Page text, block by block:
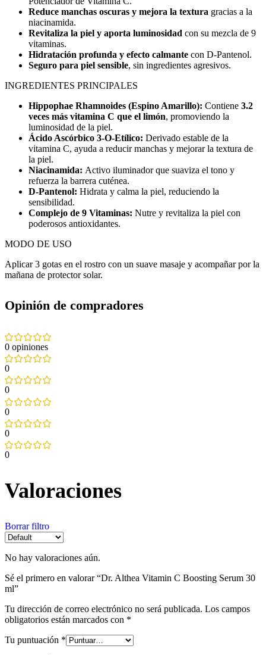
Reduce manchas oscuras y mejora la textura gracias a la
niacinamida.
Revitaliza la piel y aporta luminosidad con su mezcla de 9
vitaminas.
Hidratación profunda y efecto calmante con D-Pantenol.
Seguro para piel sensible, sin ingredientes agresivos.
INGREDIENTES PRINCIPALES
Hippophae Rhamnoides (Espino Amarillo): Contiene 3.2
veces más vitamina C que el limón, promoviendo la
luminosidad de la piel.
Ácido Ascórbico 3-O-Etílico: Derivado estable de la
vitamina C, ayuda a reducir manchas y mejorar la textura de
la piel.
Niacinamida: Activo iluminador que suaviza el tono y
refuerza la barrera cuténea.
D-Pantenol: Hidrata y calma la piel, reduciendo la
sensibilidad.
Complejo de 9 Vitaminas: Nutre y revitaliza la piel con
poderosos antioxidantes.
MODO DE USO
Aplicar 3 gotas en el rostro con un suave masaje y acompañar por la
mañana de protector solar.
Opinión de compradores
0 opiniones
0
0
0
0
0
Valoraciones
Borrar filtro
No hay valoraciones aún.
Sé el primero en valorar “Dr. Althea Vitamin C Boosting Serum 30
ml”
Tu dirección de correo electrónico no será publicada. Los campos
obligatorios están marcados con *
Tu puntuación *